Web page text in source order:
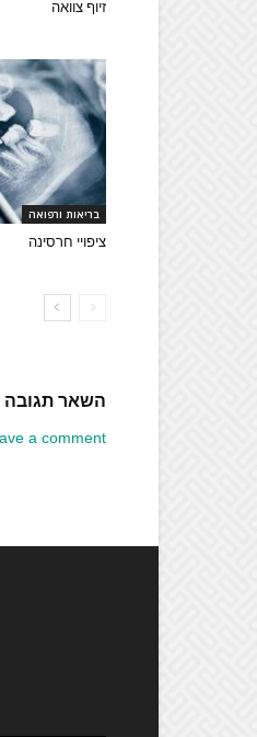
זיוף צוואה
בריאות ורפואה
ציפויי חרסינה
השאר תגובה
a comment